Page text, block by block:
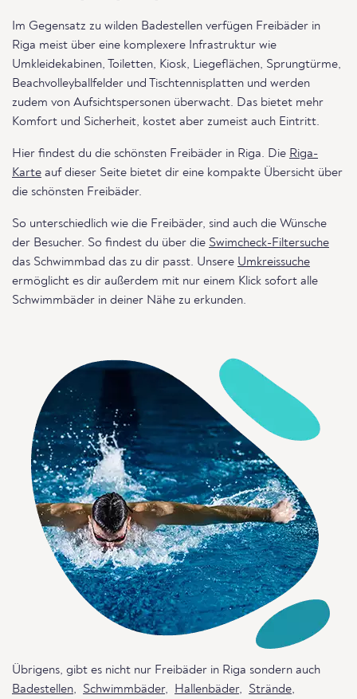
Im Gegensatz zu wilden Badestellen verfügen Freibäder in
Riga meist über eine komplexere Infrastruktur wie
Umkleidekabinen, Toiletten, Kiosk, Liegeflächen, Sprungtürme,
Beachvolleyballfelder und Tischtennisplatten und werden
zudem von Aufsichtspersonen überwacht. Das bietet mehr
Komfort und Sicherheit, kostet aber zumeist auch Eintritt.
Hier findest du die schönsten Freibäder in Riga. Die Riga-
Karte auf dieser Seite bietet dir eine kompakte Übersicht über
die schönsten Freibäder.
So unterschiedlich wie die Freibäder, sind auch die Wünsche
der Besucher. So findest du über die Swimcheck-Filtersuche
das Schwimmbad das zu dir passt. Unsere Umkreissuche
ermöglicht es dir außerdem mit nur einem Klick sofort alle
Schwimmbäder in deiner Nähe zu erkunden.
Übrigens, gibt es nicht nur Freibäder in Riga sondern auch
Badestellen, Schwimmbäder, Hallenbäder, Strände,